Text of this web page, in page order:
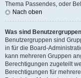
Thema Passendes, oder
Nach oben
Was sind
Benutzergruppen sind
in für die Board-
kann mehreren Gruppen
Berechtigungen zugeteilt
Berechtigungen für